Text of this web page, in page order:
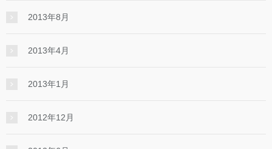
2013年8月
2013年4月
2013年1月
2012年12月